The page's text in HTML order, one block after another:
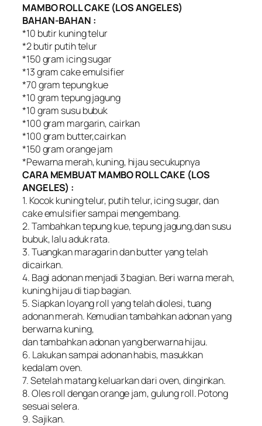
MAMBO ROLL CAKE (LOS ANGELES)
BAHAN-BAHAN :
*10 butir kuning telur
*2 butir putih telur
*150 gram icing sugar
*13 gram cake emulsifier
*70 gram tepung kue
*10 gram tepung jagung
*10 gram susu bubuk
*100 gram margarin, cairkan
*100 gram butter,cairkan
*150 gram orange jam
*Pewarna merah, kuning, hijau secukupnya
CARA MEMBUAT MAMBO ROLL CAKE (LOS
ANGELES) :
1. Kocok kuning telur, putih telur, icing sugar, dan
cake emulsifier sampai mengembang.
2. Tambahkan tepung kue, tepung jagung,dan susu
bubuk, lalu aduk rata.
3. Tuangkan maragarin dan butter yang telah
dicairkan.
4. Bagi adonan menjadi 3 bagian. Beri warna merah,
kuning,hijau di tiap bagian.
5. Siapkan loyang roll yang telah diolesi, tuang
adonan merah. Kemudian tambahkan adonan yang
berwarna kuning,
dan tambahkan adonan yang berwarna hijau.
6. Lakukan sampai adonan habis, masukkan
kedalam oven.
7. Setelah matang keluarkan dari oven, dinginkan.
8. Oles roll dengan orange jam, gulung roll. Potong
sesuai selera.
9. Sajikan.